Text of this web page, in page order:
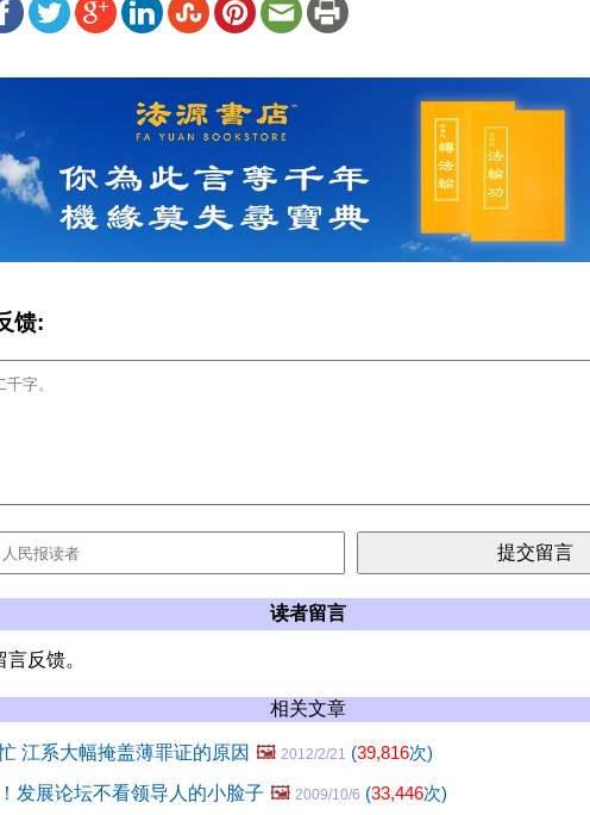
馈:
读者留言
反馈。
相关文章
江系大幅掩盖薄罪证的原因 🖼️ 2012/2/21 (39,816次)
发展论坛不看领导人的小脸子 🖼️ 2009/10/6 (33,446次)